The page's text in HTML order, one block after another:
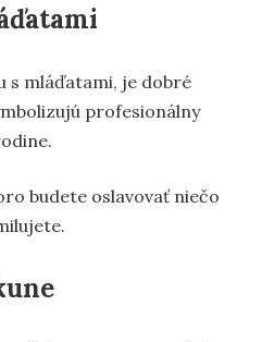
s mláďatami, je dobré
profesionálny
budete oslavovať niečo